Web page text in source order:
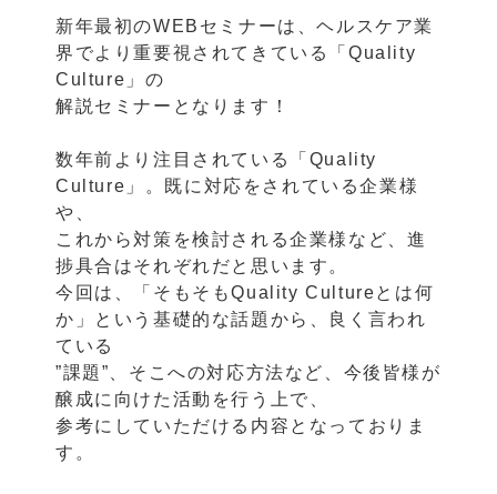
新年最初のWEBセミナーは、ヘルスケア業
界でより重要視されてきている「Quality
Culture」の
解説セミナーとなります！
数年前より注目されている「Quality
Culture」。既に対応をされている企業様
や、
これから対策を検討される企業様など、進
捗具合はそれぞれだと思います。
今回は、「そもそもQuality Cultureとは何
か」という基礎的な話題から、良く言われ
ている
”課題”、そこへの対応方法など、今後皆様が
醸成に向けた活動を行う上で、
参考にしていただける内容となっておりま
す。